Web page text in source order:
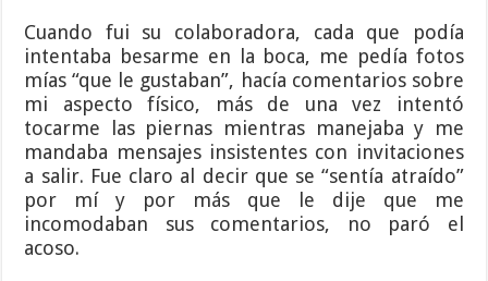
Cuando fui su colaboradora, cada que podía
intentaba besarme en la boca, me pedía fotos
mías “que le gustaban”, hacía comentarios sobre
mi aspecto físico, más de una vez intentó
tocarme las piernas mientras manejaba y me
mandaba mensajes insistentes con invitaciones
a salir. Fue claro al decir que se “sentía atraído”
por mí y por más que le dije que me
incomodaban sus comentarios, no paró el
acoso.